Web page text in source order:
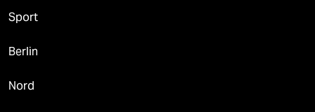
Sport
Berlin
Nord